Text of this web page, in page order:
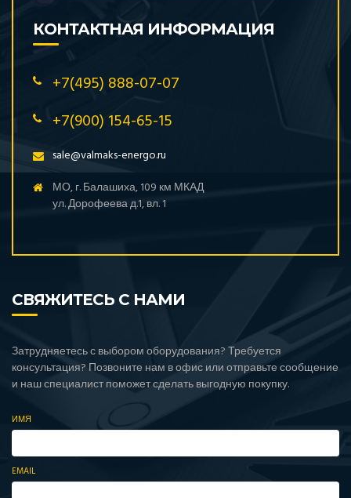
КОНТАКТНАЯ ИНФОРМАЦИЯ
+7(495) 888-07-07
+7(900) 154-65-15
sale@valmaks-energo.ru
МО, г. Балашиха, 109 км МКАД
ул. Дорофеева д.1, вл. 1
СВЯЖИТЕСЬ С НАМИ
Затрудняетесь с выбором оборудования? Требуется
консультация? Позвоните нам в офис или отправьте сообщение
и наш специалист поможет сделать выгодную покупку.
ИМЯ
EMAIL